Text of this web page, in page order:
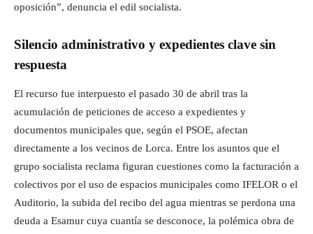
oposición”, denuncia el edil socialista.
Silencio administrativo y expedientes clave sin
respuesta
El recurso fue interpuesto el pasado 30 de abril tras la
acumulación de peticiones de acceso a expedientes y
documentos municipales que, según el PSOE, afectan
directamente a los vecinos de Lorca. Entre los asuntos que el
grupo socialista reclama figuran cuestiones como la facturación a
colectivos por el uso de espacios municipales como IFELOR o el
Auditorio, la subida del recibo del agua mientras se perdona una
deuda a Esamur cuya cuantía se desconoce, la polémica obra de